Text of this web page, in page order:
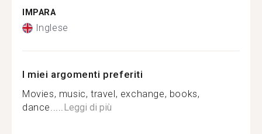
IMPARA
Inglese
I miei argomenti preferiti
Movies, music, travel, exchange, books,
dance.....Leggi di più